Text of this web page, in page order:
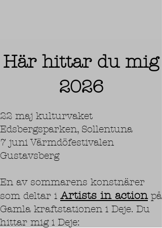
Här hittar du mig
2026
22 maj kulturvaket
Edsbergsparken, Sollentuna
7 juni Värmdöfestivalen
Gustavsberg
En av sommarens konstnärer
som deltar i Artists in actionpå
Gamla kraftstationen i Deje. Du
hittar mig i Deje: